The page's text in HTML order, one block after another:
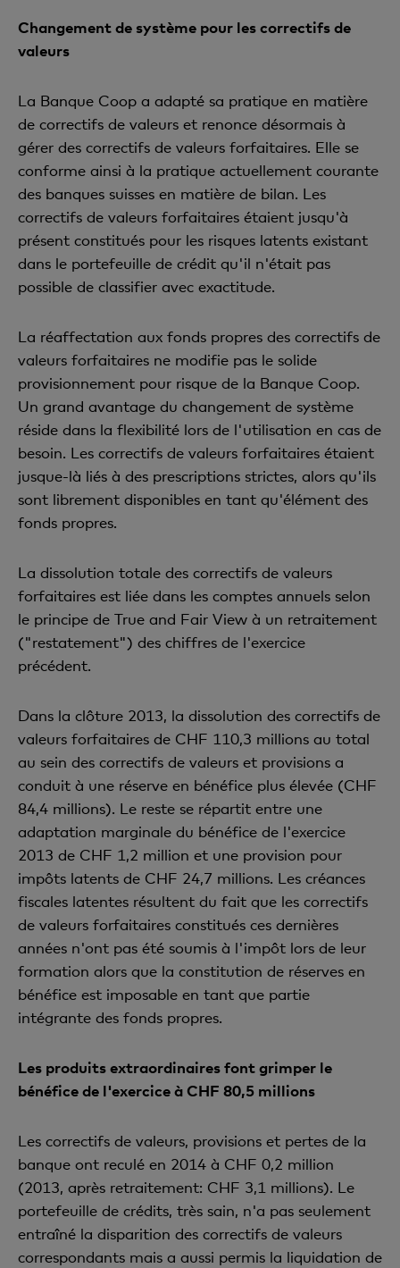
Changement de système pour les correctifs de
valeurs
La Banque Coop a adapté sa pratique en matière
de correctifs de valeurs et renonce désormais à
gérer des correctifs de valeurs forfaitaires. Elle se
conforme ainsi à la pratique actuellement courante
des banques suisses en matière de bilan. Les
correctifs de valeurs forfaitaires étaient jusqu'à
présent constitués pour les risques latents existant
dans le portefeuille de crédit qu'il n'était pas
possible de classifier avec exactitude.
La réaffectation aux fonds propres des correctifs de
valeurs forfaitaires ne modifie pas le solide
provisionnement pour risque de la Banque Coop.
Un grand avantage du changement de système
réside dans la flexibilité lors de l'utilisation en cas de
besoin. Les correctifs de valeurs forfaitaires étaient
jusque-là liés à des prescriptions strictes, alors qu'ils
sont librement disponibles en tant qu'élément des
fonds propres.
La dissolution totale des correctifs de valeurs
forfaitaires est liée dans les comptes annuels selon
le principe de True and Fair View à un retraitement
("restatement") des chiffres de l'exercice
précédent.
Dans la clôture 2013, la dissolution des correctifs de
valeurs forfaitaires de CHF 110,3 millions au total
au sein des correctifs de valeurs et provisions a
conduit à une réserve en bénéfice plus élevée (CHF
84,4 millions). Le reste se répartit entre une
adaptation marginale du bénéfice de l'exercice
2013 de CHF 1,2 million et une provision pour
impôts latents de CHF 24,7 millions. Les créances
fiscales latentes résultent du fait que les correctifs
de valeurs forfaitaires constitués ces dernières
années n'ont pas été soumis à l'impôt lors de leur
formation alors que la constitution de réserves en
bénéfice est imposable en tant que partie
intégrante des fonds propres.
Les produits extraordinaires font grimper le
bénéfice de l'exercice à CHF 80,5 millions
Les correctifs de valeurs, provisions et pertes de la
banque ont reculé en 2014 à CHF 0,2 million
(2013, après retraitement: CHF 3,1 millions). Le
portefeuille de crédits, très sain, n'a pas seulement
entraîné la disparition des correctifs de valeurs
correspondants mais a aussi permis la liquidation de